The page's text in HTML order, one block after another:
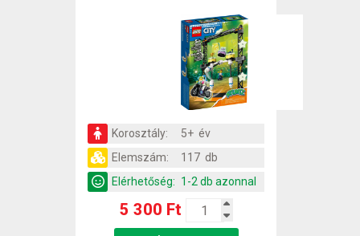
Korosztály:
5+ év
Elemszám:
117 db
Elérhetőség: 1-2 db azonnal
5 300 Ft